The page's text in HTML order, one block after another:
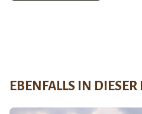
EBENFALLS IN